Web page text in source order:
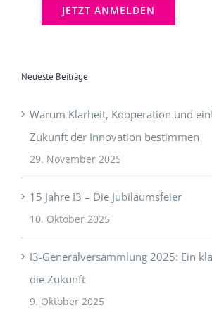
Neueste Beiträge
Warum Klarheit, Kooperation und
Zukunft der Innovation bestimmen
29. November 2025
15 Jahre I3 – Die Jubiläumsfeier
10. Oktober 2025
I3-Generalversammlung 2025: Ein
die Zukunft
9. Oktober 2025